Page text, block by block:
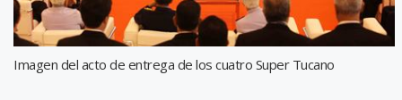
Imagen del acto de entrega de los cuatro Super Tucano